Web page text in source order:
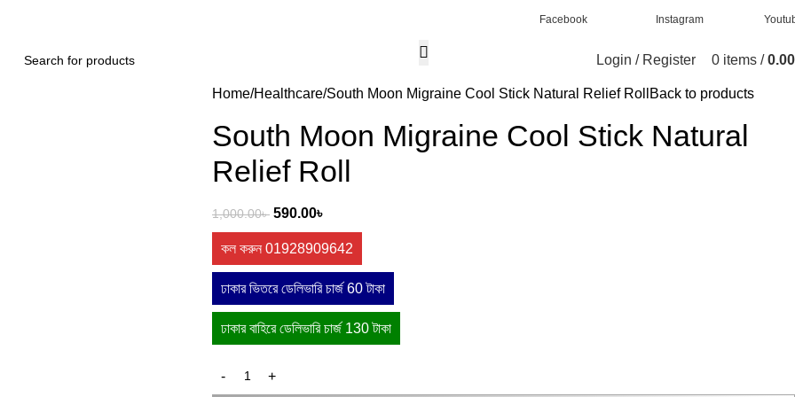
Facebook Instagram
Login / Register 0 items / 0.00
Home Healthcare South Moon Migraine Cool Stick Natural Relief Roll Back to products
South Moon Migraine Cool Stick Natural
Relief Roll
1,000.00৳ 590.00৳
কল করুন 01928909642
ঢাকার ভিতরে ডেলিভারি চার্জ 60 টাকা
ঢাকার বাহিরে ডেলিভারি চার্জ 130 টাকা